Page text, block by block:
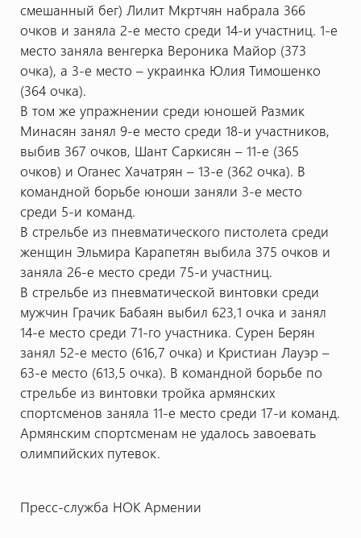
смешанный бег) Лилит Мкртчян набрала 366
очков и заняла 2-е место среди 14-и участниц. 1-е
место заняла венгерка Вероника Майор (373
очка), а 3-е место – украинка Юлия Тимошенко
(364 очка).
В том же упражнении среди юношей Размик
Минасян занял 9-е место среди 18-и участников,
выбив 367 очков, Шант Саркисян – 11-е (365
очков) и Оганес Хачатрян – 13-е (362 очка). В
командной борьбе юноши заняли 3-е место
среди 5-и команд.
В стрельбе из пневматического пистолета среди
женщин Эльмира Карапетян выбила 375 очков и
заняла 26-е место среди 75-и участниц.
В стрельбе из пневматической винтовки среди
мужчин Грачик Бабаян выбил 623,1 очка и занял
14-е место среди 71-го участника. Сурен Берян
занял 52-е место (616,7 очка) и Кристиан Лауэр –
63-е место (613,5 очка). В командной борьбе по
стрельбе из винтовки тройка армянских
спортсменов заняла 11-е место среди 17-и команд.
Армянским спортсменам не удалось завоевать
олимпийских путевок.
Пресс-служба НОК Армении